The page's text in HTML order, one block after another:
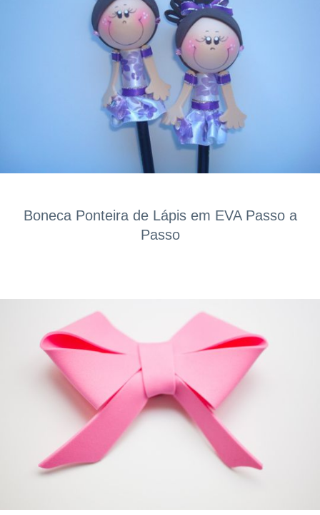
Boneca Ponteira de Lápis em EVA Passo a
Passo